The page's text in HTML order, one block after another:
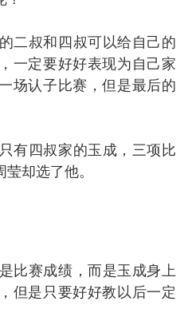
叔和四叔可以给自己的
一定要好好表现为自己家
场认子比赛，但是最后的
四叔家的玉成，三项比
却选了他。
赛成绩，而是玉成身上
但是只要好好教以后一定